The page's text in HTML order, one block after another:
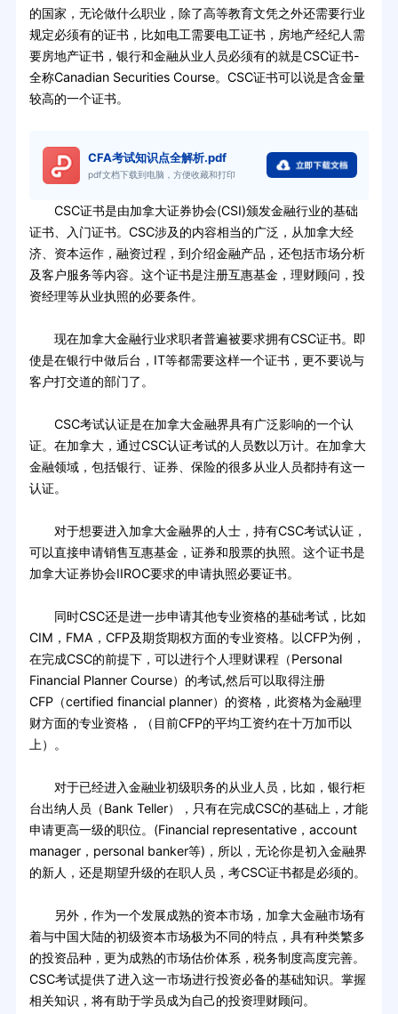
的国家，无论做什么职业，除了高等教育文凭之外还需要行业
规定必须有的证书，比如电工需要电工证书，房地产经纪人需
要房地产证书，银行和金融从业人员必须有的就是CSC证书-
全称Canadian Securities Course。CSC证书可以说是含金量
较高的一个证书。
CFA考试知识点全解析.pdf
pdf文档下载到电脑，方便收藏和打印
CSC证书是由加拿大证券协会(CSI)颁发金融行业的基础
证书、入门证书。CSC涉及的内容相当的广泛，从加拿大经
济、资本运作，融资过程，到介绍金融产品，还包括市场分析
及客户服务等内容。这个证书是注册互惠基金，理财顾问，投
资经理等从业执照的必要条件。
现在加拿大金融行业求职者普遍被要求拥有CSC证书。即
使是在银行中做后台，IT等都需要这样一个证书，更不要说与
客户打交道的部门了。
CSC考试认证是在加拿大金融界具有广泛影响的一个认
证。在加拿大，通过CSC认证考试的人员数以万计。在加拿大
金融领域，包括银行、证券、保险的很多从业人员都持有这一
认证。
对于想要进入加拿大金融界的人士，持有CSC考试认证，
可以直接申请销售互惠基金，证券和股票的执照。这个证书是
加拿大证券协会IIROC要求的申请执照必要证书。
同时CSC还是进一步申请其他专业资格的基础考试，比如
CIM，FMA，CFP及期货期权方面的专业资格。以CFP为例，
在完成CSC的前提下，可以进行个人理财课程（Personal
Financial Planner Course）的考试,然后可以取得注册
CFP（certified financial planner）的资格，此资格为金融理
财方面的专业资格，（目前CFP的平均工资约在十万加币以
上）。
对于已经进入金融业初级职务的从业人员，比如，银行柜
台出纳人员（Bank Teller），只有在完成CSC的基础上，才能
申请更高一级的职位。(Financial representative，account
manager，personal banker等)，所以，无论你是初入金融界
的新人，还是期望升级的在职人员，考CSC证书都是必须的。
另外，作为一个发展成熟的资本市场，加拿大金融市场有
着与中国大陆的初级资本市场极为不同的特点，具有种类繁多
的投资品种，更为成熟的市场估价体系，税务制度高度完善。
CSC考试提供了进入这一市场进行投资必备的基础知识。掌握
相关知识，将有助于学员成为自己的投资理财顾问。